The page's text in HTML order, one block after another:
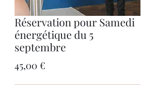
Réservation pour Samedi
énergétique du 5
septembre
45,00 €